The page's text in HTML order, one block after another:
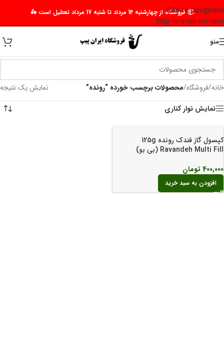
Skip to navigation
Skip to main content
📦 فروشگاه از چهارشنبه 14 مرداد تا شنبه 17 مرداد تعطیل است 🛵
منو
خانه/فروشگاه/محصولات برچسب خورده “رونده”
نمایش یک نتیجه
نمایش نوار کناری
کپسول گاز فندک رونده 125g
Ravandeh Multi Fill (بی بو)
400,000 تومان
افزودن به سبد خرید